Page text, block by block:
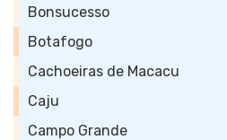
Bonsucesso
Botafogo
Cachoeiras de Macacu
Caju
Campo Grande